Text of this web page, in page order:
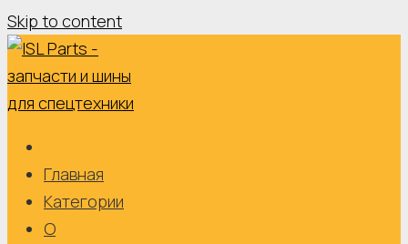
Skip to content
Главная
Категории
О